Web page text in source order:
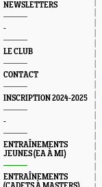
NEWSLETTERS
-
LE CLUB
CONTACT
INSCRIPTION 2024-2025
-
ENTRAÎNEMENTS
JEUNES (EA À MI)
ENTRAÎNEMENTS